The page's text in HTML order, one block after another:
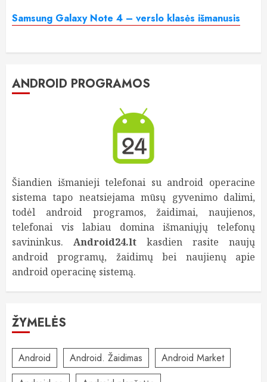
Samsung Galaxy Note 4 – verslo klasės išmanusis
ANDROID PROGRAMOS
Šiandien išmanieji telefonai su android operacine
sistema tapo neatsiejama mūsų gyvenimo dalimi,
todėl android programos, žaidimai, naujienos,
telefonai vis labiau domina išmaniųjų telefonų
savininkus. Android24.lt kasdien rasite naujų
android programų, žaidimų bei naujienų apie
android operacinę sistemą.
ŽYMELĖS
Android Android. Žaidimas
Android Market